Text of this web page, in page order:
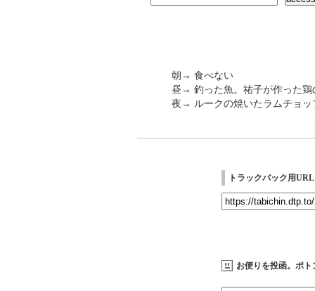
朝→ 食べない
昼→ 釣った魚。祐子が作った鶏
夜→ ルークの焼いたラムチョッ
トラックバック用URL
お便りを投函。ポト